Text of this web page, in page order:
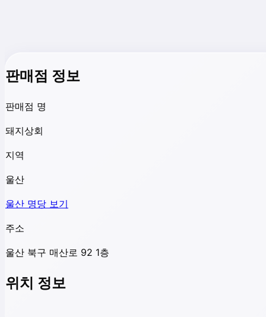
판매점 정보
판매점 명
돼지상회
지역
울산
울산 명당 보기
주소
울산 북구 매산로 92 1층
위치 정보